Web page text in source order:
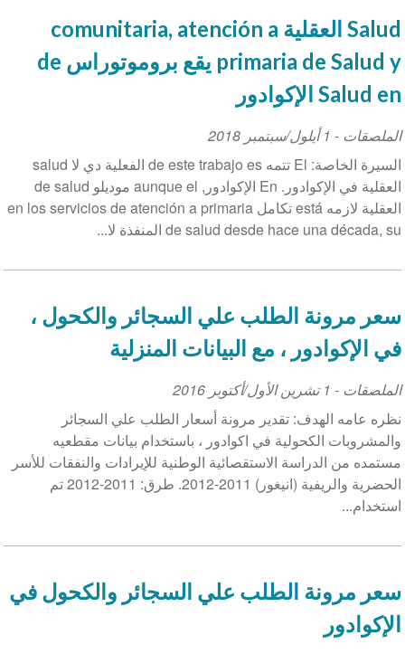
Salud العقلية comunitaria, atención a
primaria de Salud y يقع بروموتوراس de
Salud en الإكوادور
الملصقات - 1 أيلول/سبتمبر 2018
السيرة الخاصة: El تتمه de este trabajo es الفعلية دي لا salud
العقلية في الإكوادور. En الإكوادور, aunque el موديلو de salud
العقلية لازمه está تكامل en los servicios de atención a primaria
de salud desde hace una década, su المنفذة لا...
سعر مرونة الطلب علي السجائر والكحول ،
في الإكوادور ، مع البيانات المنزلية
الملصقات - 1 تشرين الأول/أكتوبر 2016
نظره عامه الهدف: تقدير مرونة أسعار الطلب علي السجائر
والمشروبات الكحولية في اكوادور ، باستخدام بيانات مقطعيه
مستمده من الدراسة الاستقصائية الوطنية للإيرادات والنفقات للأسر
الحضرية والريفية (انيغور) 2011-2012. طرق: 2011-2012 تم
استخدام...
سعر مرونة الطلب علي السجائر والكحول في
الإكوادور